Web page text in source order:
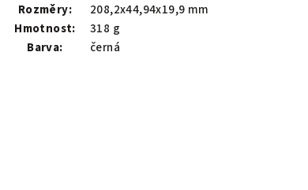
Rozměry:
208,2x44,94x19,9 mm
Hmotnost:
318 g
Barva:
černá